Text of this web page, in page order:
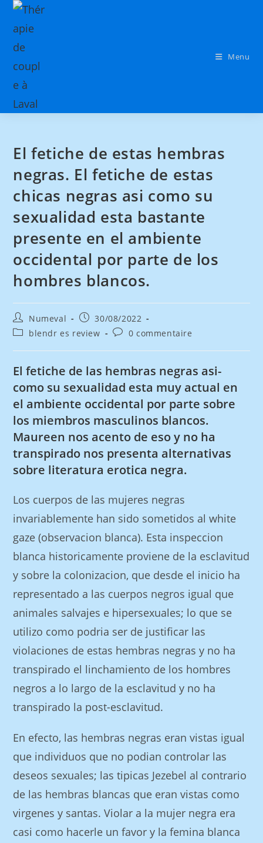
Menu
El fetiche de estas hembras
negras. El fetiche de estas
chicas negras asi­ como su
sexualidad esta bastante
presente en el ambiente
occidental por parte de los
hombres blancos.
Numeval
30/08/2022
blendr es review
0 commentaire
El fetiche de las hembras negras asi­
como su sexualidad esta muy actual en
el ambiente occidental por parte sobre
los miembros masculinos blancos.
Maureen nos acento de eso y no ha
transpirado nos presenta alternativas
sobre literatura erotica negra.
Los cuerpos de las mujeres negras
invariablemente han sido sometidos al white
gaze (observacion blanca). Esta inspeccion
blanca historicamente proviene de la esclavitud
y sobre la colonizacion, que desde el inicio ha
representado a las cuerpos negros igual que
animales salvajes e hipersexuales; lo que se
utilizo como podri­a ser de justificar las
violaciones de estas hembras negras y no ha
transpirado el linchamiento de los hombres
negros a lo largo de la esclavitud y no ha
transpirado la post-esclavitud.
En efecto, las hembras negras eran vistas igual
que individuos que no podian controlar las
deseos sexuales; las tipicas Jezebel al contrario
de las hembras blancas que eran vistas como
virgenes y santas. Violar a la mujer negra era
casi como hacerle un favor y la femina blanca